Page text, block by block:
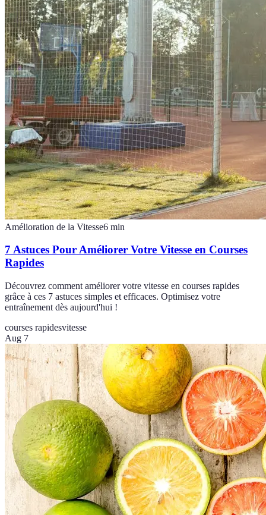
Amélioration de la Vitesse6 min
7 Astuces Pour Améliorer Votre Vitesse en Courses
Rapides
Découvrez comment améliorer votre vitesse en courses rapides
grâce à ces 7 astuces simples et efficaces. Optimisez votre
entraînement dès aujourd'hui !
courses rapidesvitesse
Aug 7